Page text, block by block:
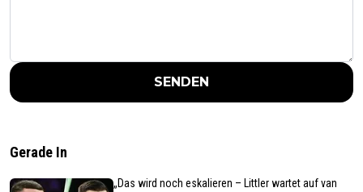
SENDEN
Gerade In
„Das wird noch eskalieren – Littler wartet auf van